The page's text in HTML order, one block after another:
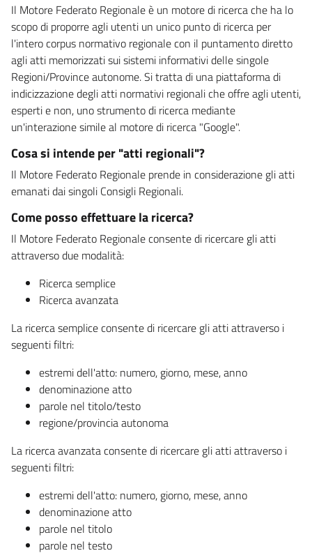
Il Motore Federato Regionale è un motore di ricerca che ha lo
scopo di proporre agli utenti un unico punto di ricerca per
l'intero corpus normativo regionale con il puntamento diretto
agli atti memorizzati sui sistemi informativi delle singole
Regioni/Province autonome. Si tratta di una piattaforma di
indicizzazione degli atti normativi regionali che offre agli utenti,
esperti e non, uno strumento di ricerca mediante
un'interazione simile al motore di ricerca "Google".
Cosa si intende per "atti regionali"?
Il Motore Federato Regionale prende in considerazione gli atti
emanati dai singoli Consigli Regionali.
Come posso effettuare la ricerca?
Il Motore Federato Regionale consente di ricercare gli atti
attraverso due modalità:
Ricerca semplice
Ricerca avanzata
La ricerca semplice consente di ricercare gli atti attraverso i
seguenti filtri:
estremi dell'atto: numero, giorno, mese, anno
denominazione atto
parole nel titolo/testo
regione/provincia autonoma
La ricerca avanzata consente di ricercare gli atti attraverso i
seguenti filtri:
estremi dell'atto: numero, giorno, mese, anno
denominazione atto
parole nel titolo
parole nel testo